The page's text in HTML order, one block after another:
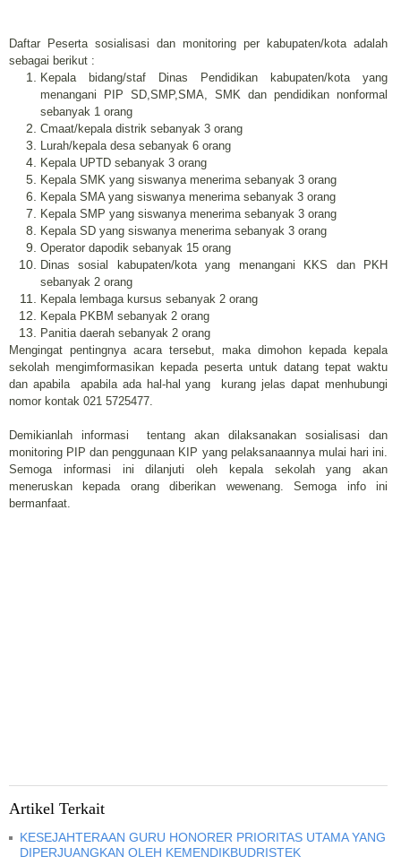
Daftar Peserta sosialisasi dan monitoring per kabupaten/kota adalah
sebagai berikut :
Kepala bidang/staf Dinas Pendidikan kabupaten/kota yang
menangani PIP SD,SMP,SMA, SMK dan pendidikan nonformal
sebanyak 1 orang
Cmaat/kepala distrik sebanyak 3 orang
Lurah/kepala desa sebanyak 6 orang
Kepala UPTD sebanyak 3 orang
Kepala SMK yang siswanya menerima sebanyak 3 orang
Kepala SMA yang siswanya menerima sebanyak 3 orang
Kepala SMP yang siswanya menerima sebanyak 3 orang
Kepala SD yang siswanya menerima sebanyak 3 orang
Operator dapodik sebanyak 15 orang
Dinas sosial kabupaten/kota yang menangani KKS dan PKH
sebanyak 2 orang
Kepala lembaga kursus sebanyak 2 orang
Kepala PKBM sebanyak 2 orang
Panitia daerah sebanyak 2 orang
Mengingat pentingnya acara tersebut, maka dimohon kepada kepala
sekolah mengimformasikan kepada peserta untuk datang tepat waktu
dan apabila apabila ada hal-hal yang kurang jelas dapat menhubungi
nomor kontak 021 5725477.
Demikianlah informasi tentang akan dilaksanakan sosialisasi dan
monitoring PIP dan penggunaan KIP yang pelaksanaannya mulai hari ini.
Semoga informasi ini dilanjuti oleh kepala sekolah yang akan
meneruskan kepada orang diberikan wewenang. Semoga info ini
bermanfaat.
Artikel Terkait
KESEJAHTERAAN GURU HONORER PRIORITAS UTAMA YANG
DIPERJUANGKAN OLEH KEMENDIKBUDRISTEK